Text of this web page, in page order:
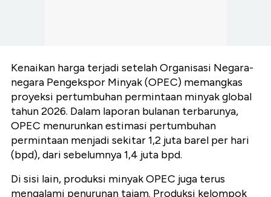
Kenaikan harga terjadi setelah Organisasi Negara-
negara Pengekspor Minyak (OPEC) memangkas
proyeksi pertumbuhan permintaan minyak global
tahun 2026. Dalam laporan bulanan terbarunya,
OPEC menurunkan estimasi pertumbuhan
permintaan menjadi sekitar 1,2 juta barel per hari
(bpd), dari sebelumnya 1,4 juta bpd.
Di sisi lain, produksi minyak OPEC juga terus
mengalami penurunan tajam. Produksi kelompok